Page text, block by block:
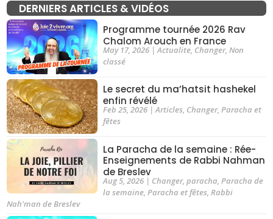
DERNIERS ARTICLES & VIDÉOS
Programme tournée 2026 Rav
Chalom Arouch en France
May 17, 2026|Actualite, Changer, Non
classé
Le secret du ma’hatsit hashekel
enfin révélé
Feb 25, 2026|Articles, Changer, Paracha et
fêtes
La Paracha de la semaine : Rée-
Enseignements de Rabbi Nahman
de Breslev
Aug 5, 2026| Changer, paracha, Paracha de
la semaine, Paracha et fêtes, Rabbi
Nah'man de Breslev